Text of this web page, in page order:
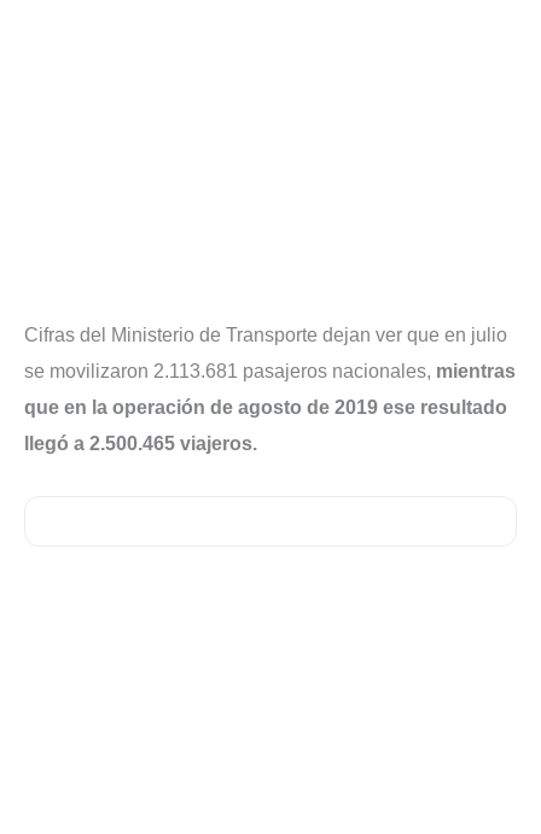
Cifras del Ministerio de Transporte dejan ver que en julio
se movilizaron 2.113.681 pasajeros nacionales, mientras
que en la operación de agosto de 2019 ese resultado
llegó a 2.500.465 viajeros.